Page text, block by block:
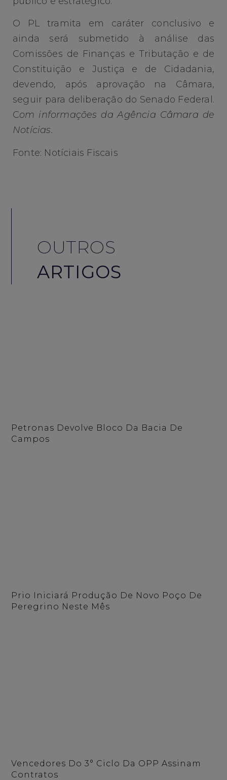
O PL tramita em caráter conclusivo e
ainda será submetido à análise das
Comissões de Finanças e Tributação e de
Constituição e Justiça e de Cidadania,
devendo, após aprovação na Câmara,
seguir para deliberação do Senado Federal.
Com informações da Agência Câmara de
Notícias.
Fonte: Notíciais Fiscais
OUTROS
ARTIGOS
Petronas Devolve Bloco Da Bacia De
Campos
Prio Iniciará Produção De Novo Poço De
Peregrino Neste Mês
Vencedores Do 3° Ciclo Da OPP Assinam
Contratos